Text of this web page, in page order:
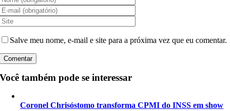
Salve meu nome, e-mail e site para a próxima vez que eu comentar.
Você também pode se interessar
Coronel Chrisóstomo transforma CPMI do INSS em show